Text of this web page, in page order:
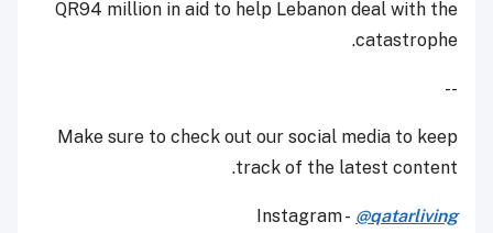
QR94 million in aid to help Lebanon deal with the
catastrophe.
--
Make sure to check out our social media to keep
track of the latest content.
Instagram - @qatarliving